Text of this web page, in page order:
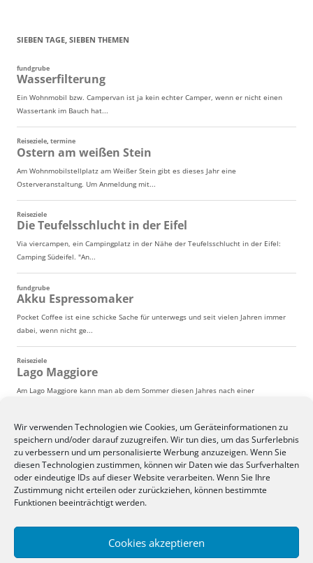
Wir verwenden Technologien wie Cookies, um Geräteinformationen zu
speichern und/oder darauf zuzugreifen. Wir tun dies, um das Surferlebnis
zu verbessern und um personalisierte Werbung anzuzeigen. Wenn Sie
diesen Technologien zustimmen, können wir Daten wie das Surfverhalten
oder eindeutige IDs auf dieser Website verarbeiten. Wenn Sie Ihre
Zustimmung nicht erteilen oder zurückziehen, können bestimmte
Funktionen beeinträchtigt werden.
Cookies akzeptieren
SIEBEN TAGE, SIEBEN THEMEN